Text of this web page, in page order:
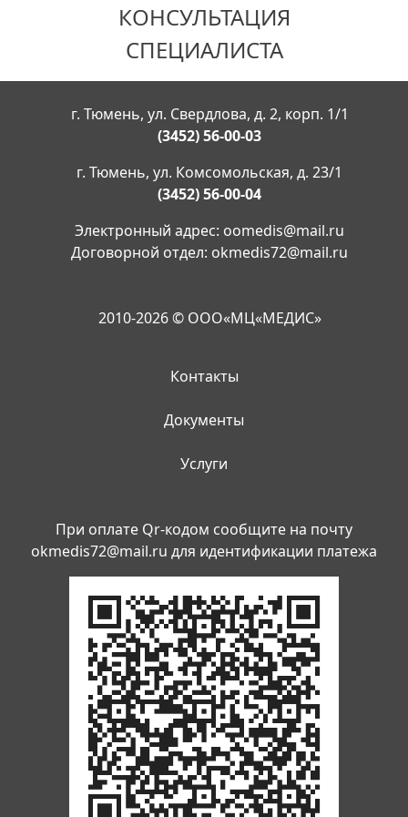
КОНСУЛЬТАЦИЯ
СПЕЦИАЛИСТА
г. Тюмень, ул. Свердлова, д. 2, корп. 1/1
(3452) 56-00-03
г. Тюмень, ул. Комсомольская, д. 23/1
(3452) 56-00-04
Электронный адрес: oomedis@mail.ru
Договорной отдел: okmedis72@mail.ru
2010-2026 © ООО«МЦ«МЕДИС»
Контакты
Документы
Услуги
При оплате Qr-кодом сообщите на почту
okmedis72@mail.ru для идентификации платежа